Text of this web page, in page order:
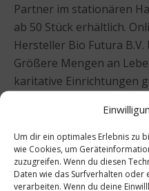
Um dir ein optimales Erlebnis zu
wie Cookies, um
zuzugreifen. Wenn du diesen
Daten wie das Surfverhalten oder
verarbeiten. Wenn du deine
Partner im stationären
ab 50 Stück erhältlich.
Hersteller Bio Futura
Größere Mengen an
karitative Einrichtungen